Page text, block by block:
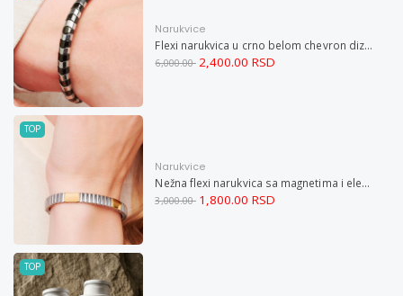
Narukvice
Flexi narukvica u crno belom chevron dizajnu M
6,000.00 2,400.00 RSD
TOP
Narukvice
Nežna flexi narukvica sa magnetima i elementima u boji zlata i bakrom M
3,000.00 1,800.00 RSD
TOP